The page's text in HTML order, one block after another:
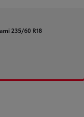
235/60 R18